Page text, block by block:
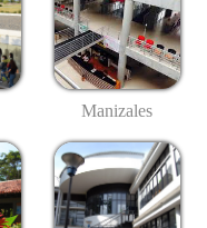
Manizales